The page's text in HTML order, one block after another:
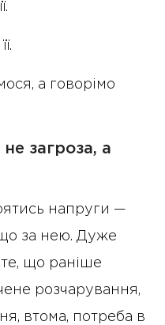
а говорімо
загроза, а
напруги —
за нею. Дуже
те, що раніше
розчарування,
втома, потреба в